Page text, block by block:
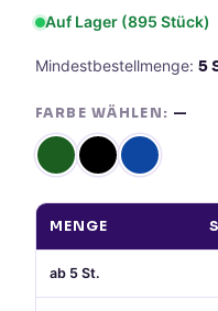
Auf Lager (895 Stück)
Mindestbestellmenge: 5
FARBE WÄHLEN: —
MENGE
ab 5 St.